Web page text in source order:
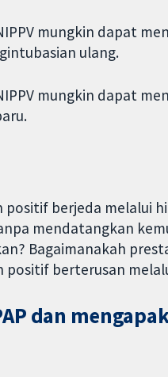
mungkin dapat
ulang.
mungkin dapat
berjeda melalui
mendatangkan
Bagaimanakah
berterusan
dan